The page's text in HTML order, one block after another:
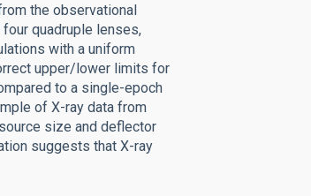
the observational
quadruple lenses,
with a uniform
upper/lower limits for
to a single-epoch
of X-ray data from
size and deflector
suggests that X-ray